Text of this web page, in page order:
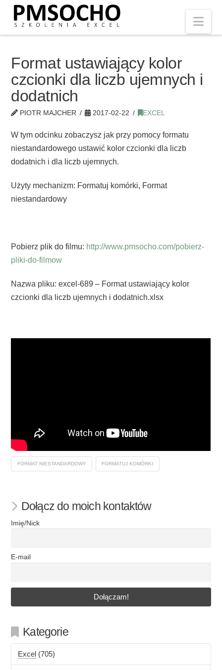
Format ustawiający kolor
czcionki dla liczb ujemnych i
dodatnich
PIOTR MAJCHER 2017-02-22 EXCEL
W tym odcinku zobaczysz jak przy pomocy formatu
niestandardowego ustawić kolor czcionki dla liczb
dodatnich i dla liczb ujemnych.
Użyty mechanizm: Formatuj komórki, Format
niestandardowy
Pobierz plik do filmu: http://www.pmsocho.com/pobierz-
pliki-do-filmow
Nazwa pliku: excel-689 – Format ustawiający kolor
czcionki dla liczb ujemnych i dodatnich.xlsx
FORMAT NIESTANDARDOWY FORMATUJ KOMÓRKI
Dołącz do moich kontaktów
Imię/Nick
E-mail
Kategorie
Excel (705)